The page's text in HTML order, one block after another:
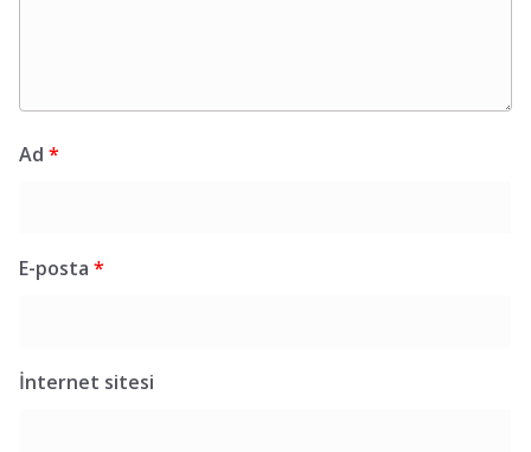
Ad *
E-posta *
İnternet sitesi